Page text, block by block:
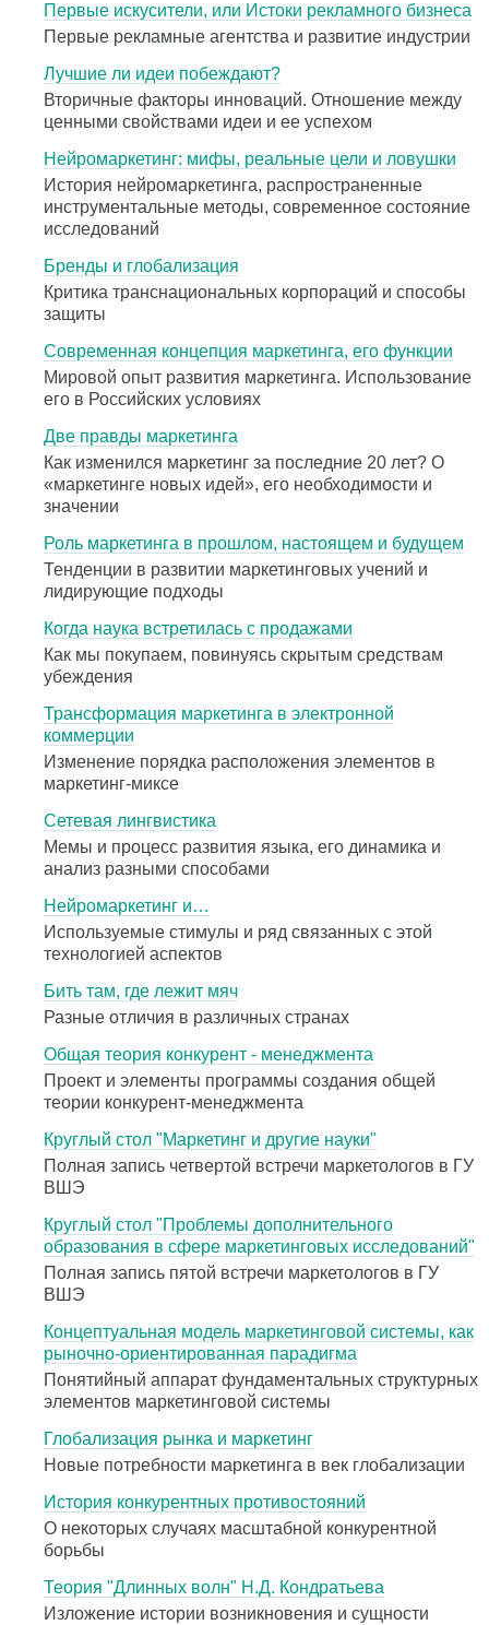
Первые искусители, или Истоки рекламного бизнеса
Первые рекламные агентства и развитие индустрии
Лучшие ли идеи побеждают?
Вторичные факторы инноваций. Отношение между
ценными свойствами идеи и ее успехом
Нейромаркетинг: мифы, реальные цели и ловушки
История нейромаркетинга, распространенные
инструментальные методы, современное состояние
исследований
Бренды и глобализация
Критика транснациональных корпораций и способы
защиты
Современная концепция маркетинга, его функции
Мировой опыт развития маркетинга. Использование
его в Российских условиях
Две правды маркетинга
Как изменился маркетинг за последние 20 лет? О
«маркетинге новых идей», его необходимости и
значении
Роль маркетинга в прошлом, настоящем и будущем
Тенденции в развитии маркетинговых учений и
лидирующие подходы
Когда наука встретилась с продажами
Как мы покупаем, повинуясь скрытым средствам
убеждения
Трансформация маркетинга в электронной
коммерции
Изменение порядка расположения элементов в
маркетинг-миксе
Сетевая лингвистика
Мемы и процесс развития языка, его динамика и
анализ разными способами
Нейромаркетинг и…
Используемые стимулы и ряд связанных с этой
технологией аспектов
Бить там, где лежит мяч
Разные отличия в различных странах
Общая теория конкурент - менеджмента
Проект и элементы программы создания общей
теории конкурент-менеджмента
Круглый стол "Маркетинг и другие науки"
Полная запись четвертой встречи маркетологов в ГУ
ВШЭ
Круглый стол "Проблемы дополнительного
образования в сфере маркетинговых исследований"
Полная запись пятой встречи маркетологов в ГУ
ВШЭ
Концептуальная модель маркетинговой системы, как
рыночно-ориентированная парадигма
Понятийный аппарат фундаментальных структурных
элементов маркетинговой системы
Глобализация рынка и маркетинг
Новые потребности маркетинга в век глобализации
История конкурентных противостояний
О некоторых случаях масштабной конкурентной
борьбы
Теория "Длинных волн" Н.Д. Кондратьева
Изложение истории возникновения и сущности